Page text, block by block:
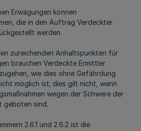
Erwägungen können
die in den Auftrag Verdeckter
werden.
zureichenden Anhaltspunkten für
brauchen Verdeckte Ermittler
wie dies ohne Gefährdung
möglich ist; dies gilt nicht, wenn
wegen der Schwere der
geboten sind.
2.6.1 und 2.6.2 ist die